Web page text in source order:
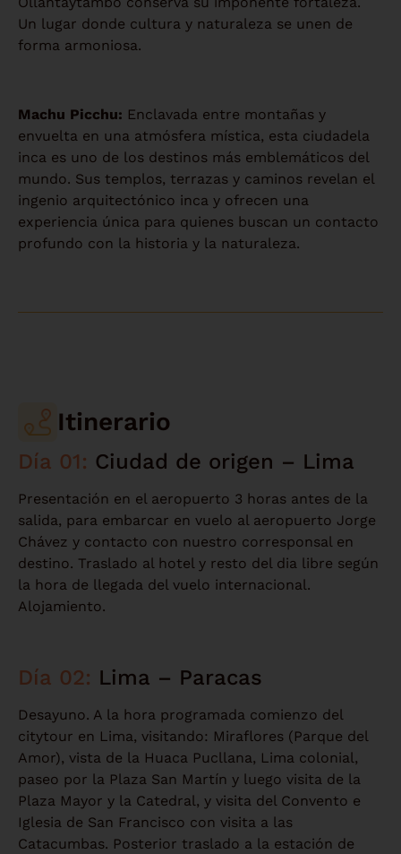
Un lugar donde cultura y naturaleza se unen de
forma armoniosa.
Machu Picchu: Enclavada entre montañas y
envuelta en una atmósfera mística, esta ciudadela
inca es uno de los destinos más emblemáticos del
mundo. Sus templos, terrazas y caminos revelan el
ingenio arquitectónico inca y ofrecen una
experiencia única para quienes buscan un contacto
profundo con la historia y la naturaleza.
Itinerario
Día 01: Ciudad de origen – Lima
Presentación en el aeropuerto 3 horas antes de la
salida, para embarcar en vuelo al aeropuerto Jorge
Chávez y contacto con nuestro corresponsal en
destino. Traslado al hotel y resto del dia libre según
la hora de llegada del vuelo internacional.
Alojamiento.
Día 02: Lima – Paracas
Desayuno. A la hora programada comienzo del
citytour en Lima, visitando: Miraflores (Parque del
Amor), vista de la Huaca Pucllana, Lima colonial,
paseo por la Plaza San Martín y luego visita de la
Plaza Mayor y la Catedral, y visita del Convento e
Iglesia de San Francisco con visita a las
Catacumbas. Posterior traslado a la estación de